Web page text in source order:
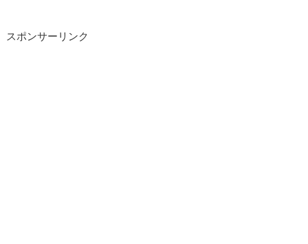
スポンサーリンク